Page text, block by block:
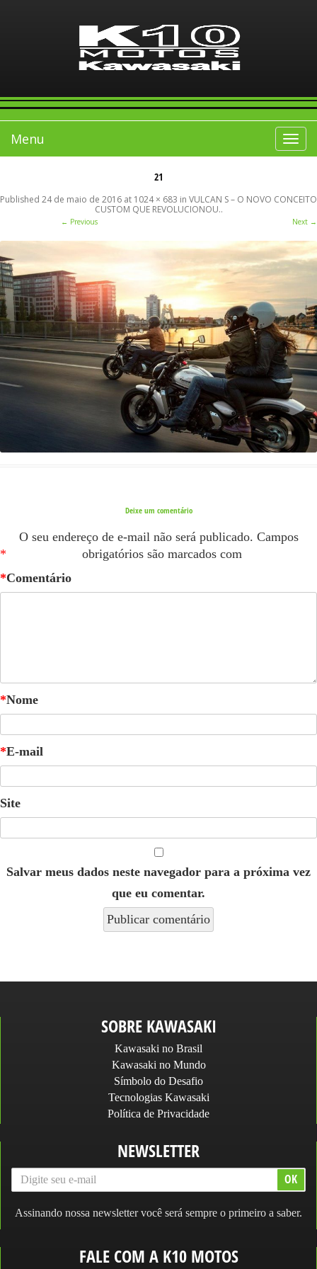
Toggle
Menu
21
Published 24 de maio de 2016 at 1024 × 683 in VULCAN S – O NOVO CONCEITO
CUSTOM QUE REVOLUCIONOU..
← Previous Next →
Deixe um comentário
O seu endereço de e-mail não será publicado. Campos
obrigatórios são marcados com
*
Comentário
*
Nome
*
E-mail
*
Site
Salvar meus dados neste navegador para a próxima vez
que eu comentar.
SOBRE KAWASAKI
Kawasaki no Brasil
Kawasaki no Mundo
Símbolo do Desafio
Tecnologias Kawasaki
Política de Privacidade
NEWSLETTER
Assinando nossa newsletter você será sempre o primeiro a saber.
FALE COM A K10 MOTOS